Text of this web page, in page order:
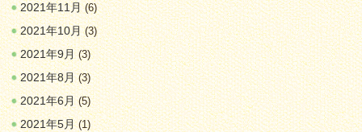
2021年11月(6)
2021年10月(3)
2021年9月(3)
2021年8月(3)
2021年6月(5)
2021年5月(1)